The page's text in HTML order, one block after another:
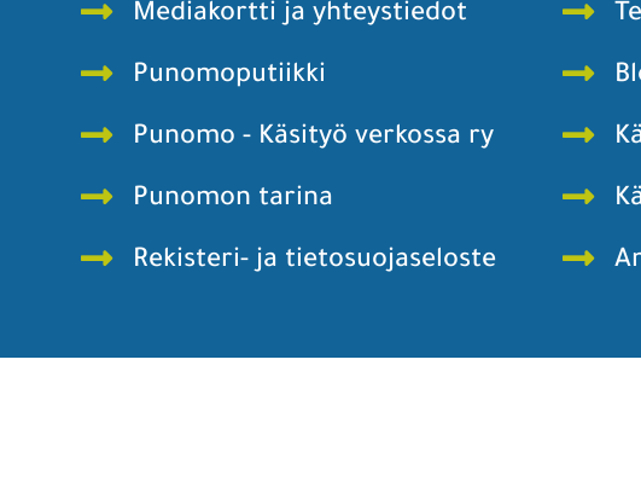
Mediakortti ja yhteystiedot
Punomoputiikki
Punomo - Käsityö verkossa ry
Punomon tarina
Rekisteri- ja tietosuojaseloste